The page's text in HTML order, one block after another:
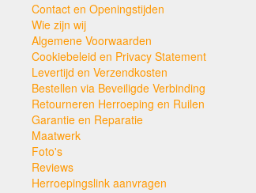
Contact en Openingstijden
Wie zijn wij
Algemene Voorwaarden
Cookiebeleid en Privacy Statement
Levertijd en Verzendkosten
Bestellen via Beveiligde Verbinding
Retourneren Herroeping en Ruilen
Garantie en Reparatie
Maatwerk
Foto's
Reviews
Herroepingslink aanvragen